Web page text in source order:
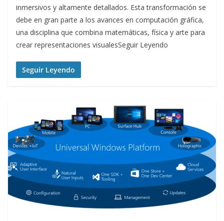
inmersivos y altamente detallados. Esta transformación se
debe en gran parte a los avances en computación gráfica,
una disciplina que combina matemáticas, física y arte para
crear representaciones visualesSeguir Leyendo
Seguir Leyendo